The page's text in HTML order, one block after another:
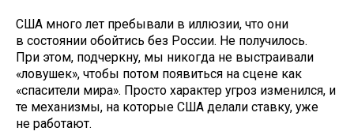
США много лет пребывали в иллюзии, что они
в состоянии обойтись без России. Не получилось.
При этом, подчеркну, мы никогда не выстраивали
«ловушек», чтобы потом появиться на сцене как
«спасители мира». Просто характер угроз изменился, и
те механизмы, на которые США делали ставку, уже
не работают.